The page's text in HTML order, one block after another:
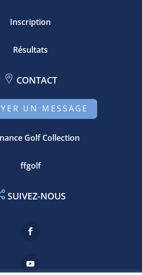
Inscription
Résultats
CONTACT
UN MESSAGE
Golf Collection
ffgolf
SUIVEZ-NOUS